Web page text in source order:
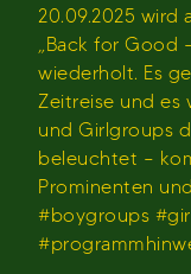
20.09.2025 wird
„Back for Good
wiederholt. Es
Zeitreise und
und Girlgroups
beleuchtet –
Prominenten
#boygroups